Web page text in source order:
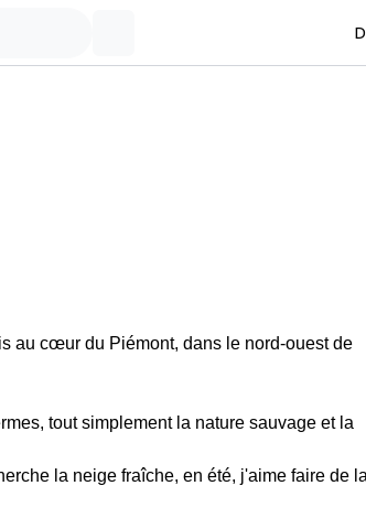
au cœur du Piémont, dans le nord-ouest de
tout simplement la nature sauvage et la
la neige fraîche, en été, j'aime faire de la